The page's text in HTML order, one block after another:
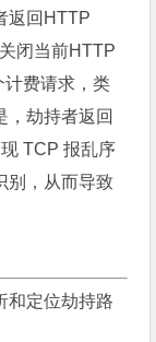
返回HTTP
闭当前HTTP
计费请求，类
，劫持者返回
TCP 报乱序
别，从而导致
和定位劫持路